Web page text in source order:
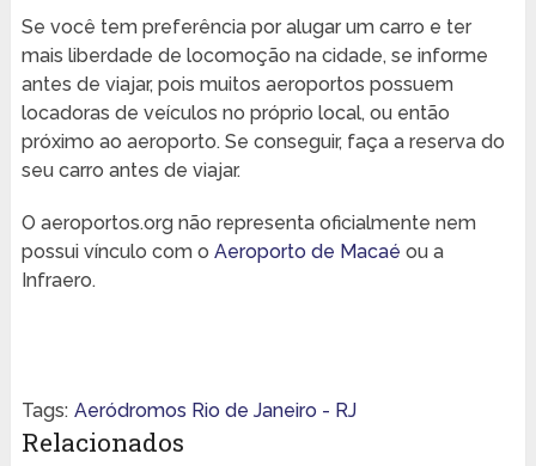
Se você tem preferência por alugar um carro e ter
mais liberdade de locomoção na cidade, se informe
antes de viajar, pois muitos aeroportos possuem
locadoras de veículos no próprio local, ou então
próximo ao aeroporto. Se conseguir, faça a reserva do
seu carro antes de viajar.
O aeroportos.org não representa oficialmente nem
possui vínculo com o Aeroporto de Macaé ou a
Infraero.
Tags: Aeródromos Rio de Janeiro - RJ
Relacionados